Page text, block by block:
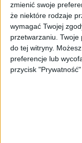
zmienić swoje
że niektóre rodzaje
wymagać Twojej
przetwarzaniu.
do tej witryny.
preferencje lub
przycisk
OnePlus 3 –
durnych